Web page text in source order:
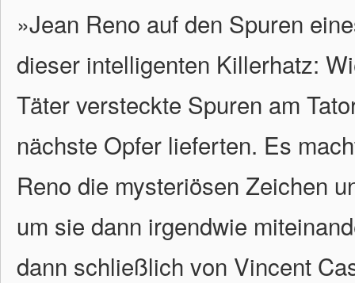
»Jean Reno auf den Spuren
dieser intelligenten Killerhatz:
Täter versteckte Spuren am
nächste Opfer lieferten. Es
Reno die mysteriösen Zeichen
um sie dann irgendwie
dann schließlich von Vincent